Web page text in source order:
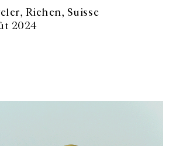
Riehen, Suisse
2024